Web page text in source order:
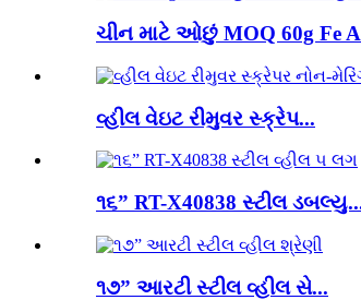
ચીન માટે ઓછું MOQ 60g Fe
વ્હીલ વેઇટ રીમુવર સ્ક્રેપ...
૧૬” RT-X40838 સ્ટીલ
૧૭” આરટી સ્ટીલ વ્હીલ સે...